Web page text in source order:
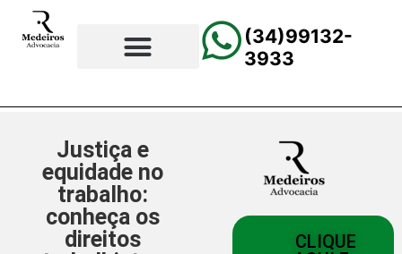
(34)99132-
3933
Justiça e
equidade no
trabalho:
conheça os
direitos
CLIQUE